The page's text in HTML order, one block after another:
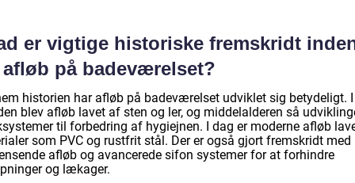
er vigtige historiske fremskridt
på badeværelset?
historien har afløb på badeværelset udviklet sig betydeligt. I
blev afløb lavet af sten og ler, og middelalderen så
til forbedring af hygiejnen. I dag er moderne afløb
som PVC og rustfrit stål. Der er også gjort fremskridt med
afløb og avancerede sifon systemer for at forhindre
og lækager.